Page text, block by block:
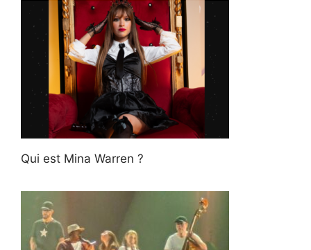
Qui est Mina Warren ?